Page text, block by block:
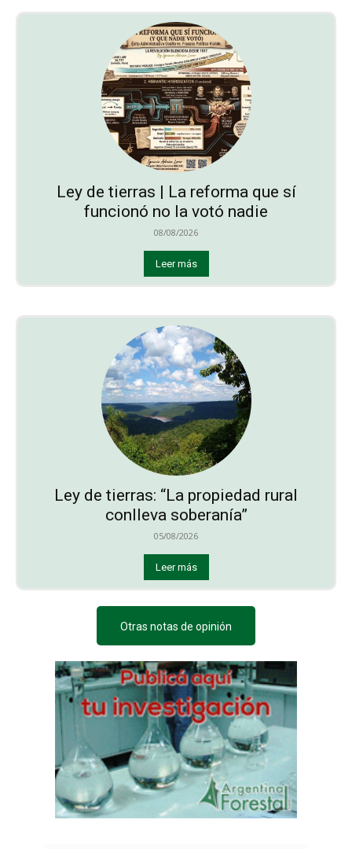
Ley de tierras | La reforma que sí
funcionó no la votó nadie
08/08/2026
Leer más
Ley de tierras: “La propiedad rural
conlleva soberanía”
05/08/2026
Leer más
Otras notas de opinión